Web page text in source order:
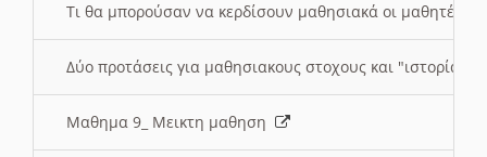
Τι θα μπορούσαν να κερδίσουν μαθησιακά οι μαθητές/
Δύο προτάσεις για μαθησιακους στοχους και "ιστορία"
Μαθημα 9_ Μεικτη μαθηση